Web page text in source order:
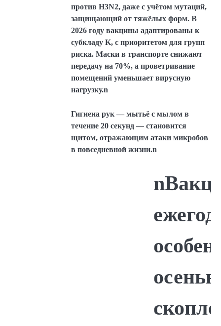
против H3N2, даже с учётом мутаций,
защищающий от тяжёлых форм. В
2026 году вакцины адаптированы к
субкладу K, с приоритетом для групп
риска. Маски в транспорте снижают
передачу на 70%, а проветривание
помещений уменьшает вирусную
нагрузку.n
Гигиена рук — мытьё с мылом в
течение 20 секунд — становится
щитом, отражающим атаки микробов
в повседневной жизни.n